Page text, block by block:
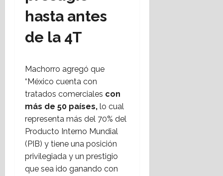
hasta antes
de la 4T
Machorro agregó que
“México cuenta con
tratados comerciales con
más de 50 países, lo cual
representa más del 70% del
Producto Interno Mundial
(PIB) y tiene una posición
privilegiada y un prestigio
que sea ido ganando con